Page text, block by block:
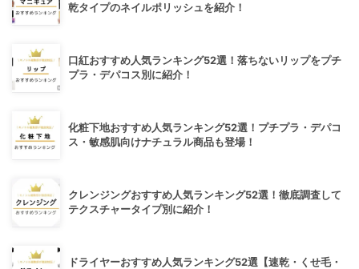
乾タイプのネイルポリッシュを紹介！
口紅おすすめ人気ランキング52選！落ちないリップをプチ
プラ・デパコス別に紹介！
化粧下地おすすめ人気ランキング52選！プチプラ・デパコ
ス・敏感肌向けナチュラル商品も登場！
クレンジングおすすめ人気ランキング52選！徹底調査して
テクスチャータイプ別に紹介！
ドライヤーおすすめ人気ランキング52選【速乾・くせ毛・